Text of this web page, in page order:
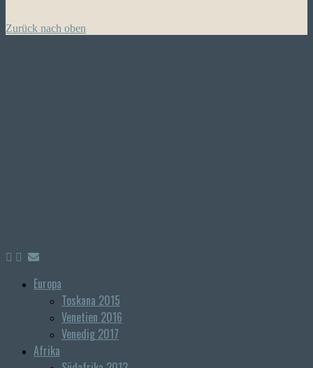
Zurück nach oben
Europa
Toskana 2015
Venetien 2016
Venedig 2017
Afrika